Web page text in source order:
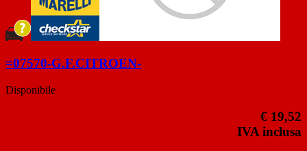
=07570-G.F.CITROEN-
Disponibile
€ 19,52
IVA inclusa